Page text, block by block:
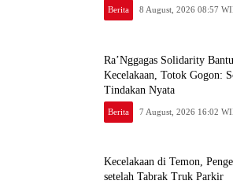
Berita 8 August, 2026 08:57
Ra’Nggagas Solidarity
Kecelakaan, Totok Gogon:
Tindakan Nyata
Berita 7 August, 2026 16:02
Kecelakaan di Temon,
setelah Tabrak Truk Parkir